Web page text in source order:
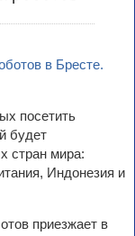
в Бресте.
посетить
будет
стран мира:
Индонезия и